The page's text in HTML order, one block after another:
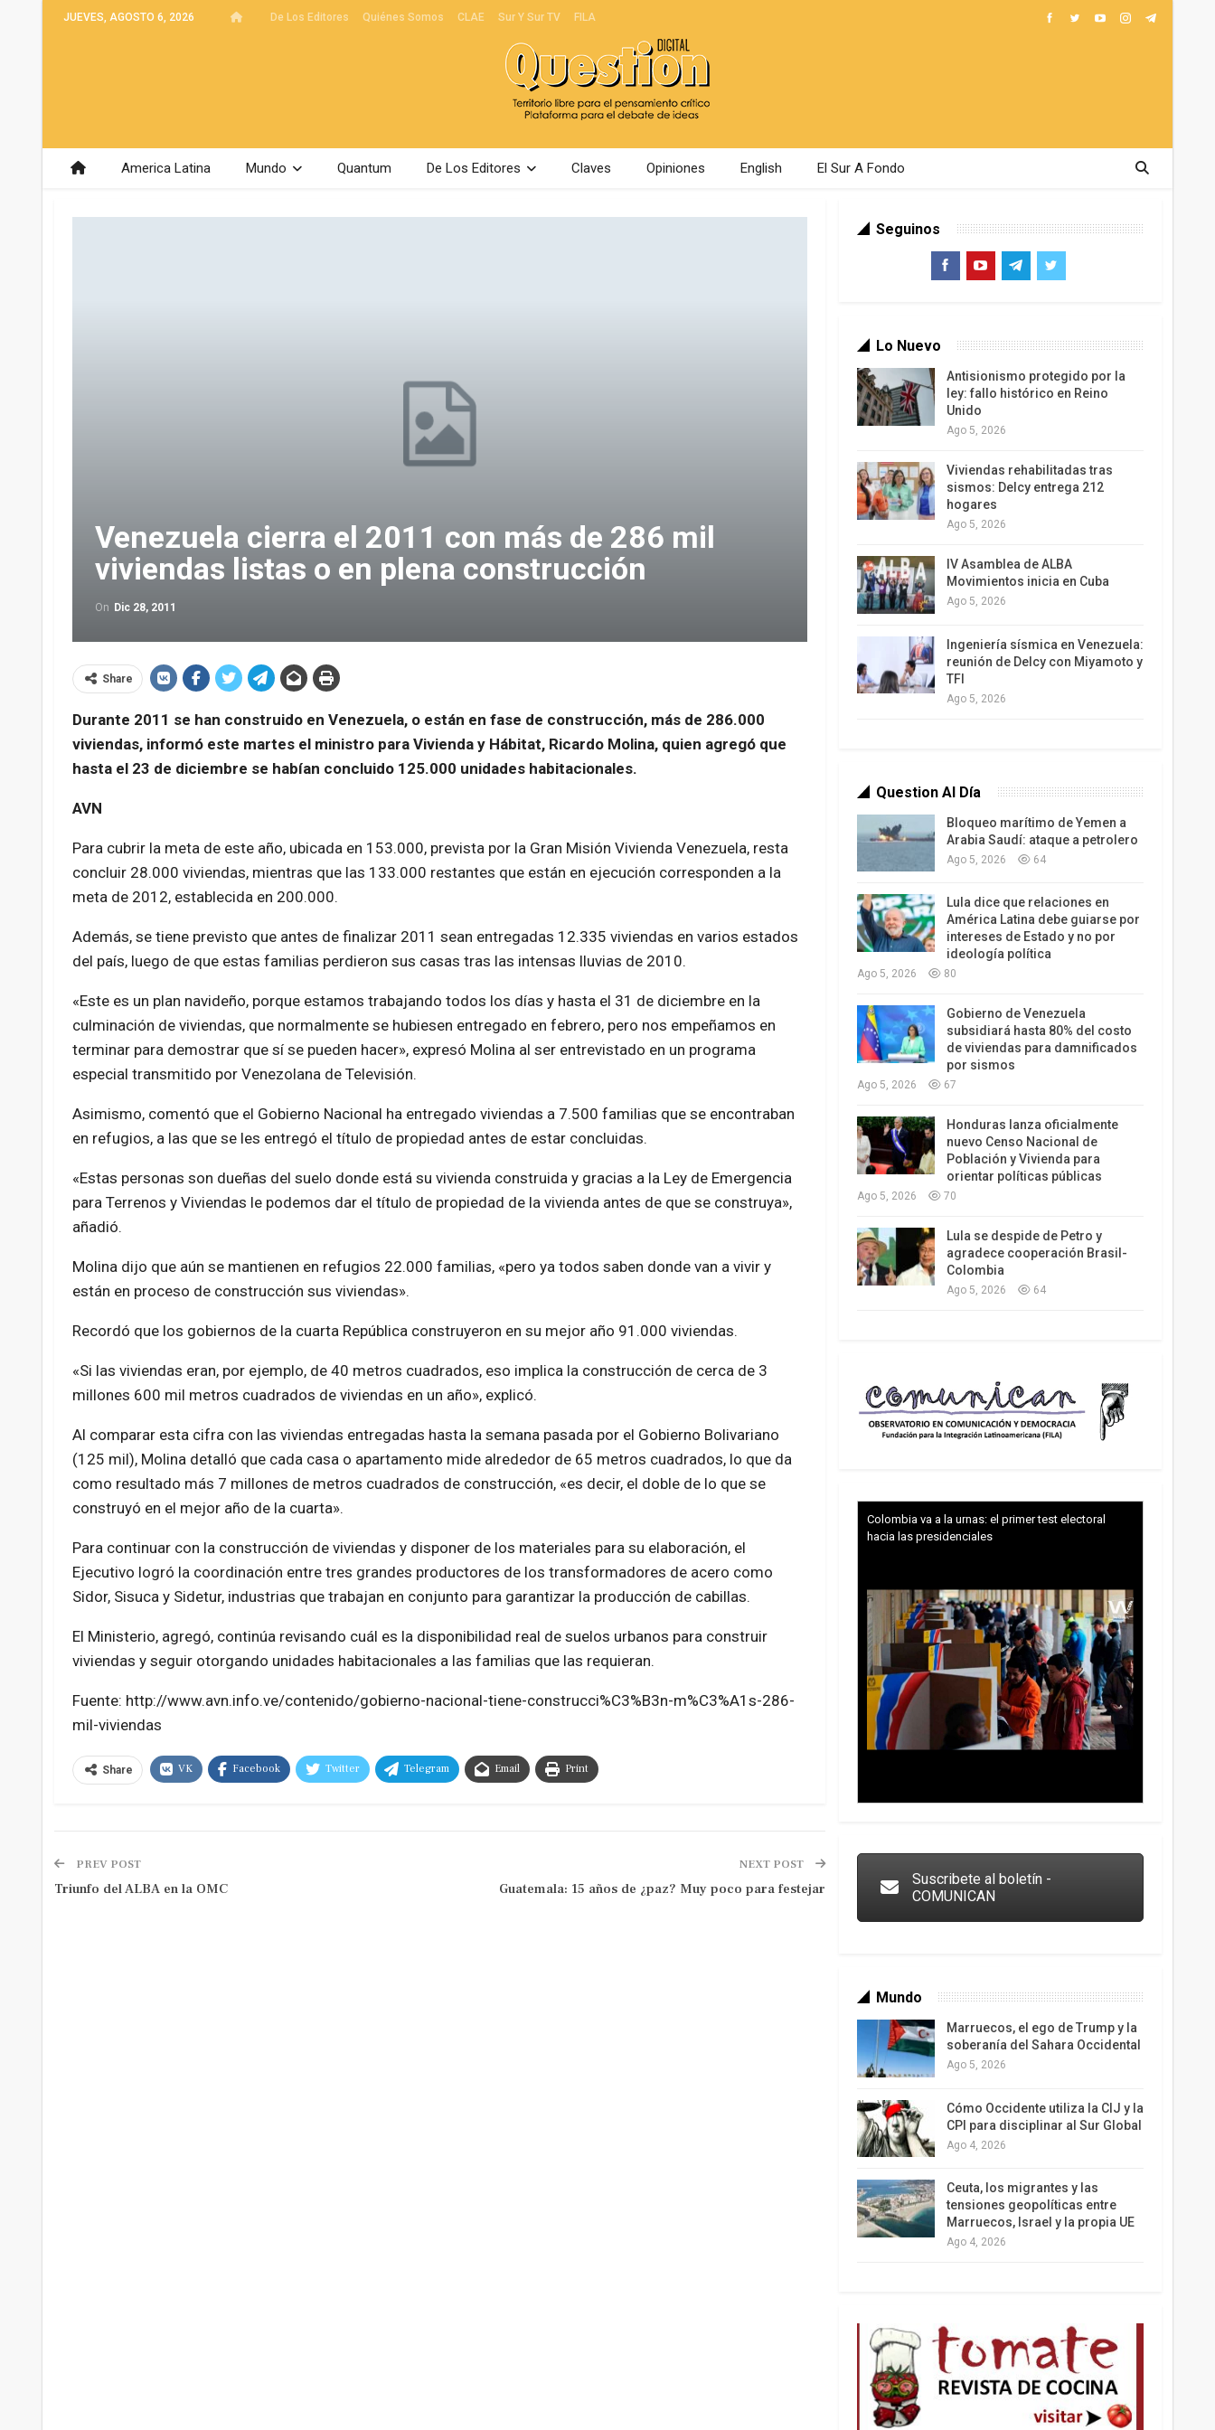
JUEVES, AGOSTO 6, 2026 De Los Editores Quiénes Somos CLAE Sur Y Sur TV FILA
America Latina Mundo Quantum De Los Editores Claves Opiniones English El Sur A Fondo
Venezuela cierra el 2011 con más de 286 mil
viviendas listas o en plena construcción
On Dic 28, 2011
Share
Durante 2011 se han construido en Venezuela, o están en fase de construcción, más de 286.000
viviendas, informó este martes el ministro para Vivienda y Hábitat, Ricardo Molina, quien agregó que
hasta el 23 de diciembre se habían concluido 125.000 unidades habitacionales.
AVN
Para cubrir la meta de este año, ubicada en 153.000, prevista por la Gran Misión Vivienda Venezuela, resta
concluir 28.000 viviendas, mientras que las 133.000 restantes que están en ejecución corresponden a la
meta de 2012, establecida en 200.000.
Además, se tiene previsto que antes de finalizar 2011 sean entregadas 12.335 viviendas en varios estados
del país, luego de que estas familias perdieron sus casas tras las intensas lluvias de 2010.
«Este es un plan navideño, porque estamos trabajando todos los días y hasta el 31 de diciembre en la
culminación de viviendas, que normalmente se hubiesen entregado en febrero, pero nos empeñamos en
terminar para demostrar que sí se pueden hacer», expresó Molina al ser entrevistado en un programa
especial transmitido por Venezolana de Televisión.
Asimismo, comentó que el Gobierno Nacional ha entregado viviendas a 7.500 familias que se encontraban
en refugios, a las que se les entregó el título de propiedad antes de estar concluidas.
«Estas personas son dueñas del suelo donde está su vivienda construida y gracias a la Ley de Emergencia
para Terrenos y Viviendas le podemos dar el título de propiedad de la vivienda antes de que se construya»,
añadió.
Molina dijo que aún se mantienen en refugios 22.000 familias, «pero ya todos saben donde van a vivir y
están en proceso de construcción sus viviendas».
Recordó que los gobiernos de la cuarta República construyeron en su mejor año 91.000 viviendas.
«Si las viviendas eran, por ejemplo, de 40 metros cuadrados, eso implica la construcción de cerca de 3
millones 600 mil metros cuadrados de viviendas en un año», explicó.
Al comparar esta cifra con las viviendas entregadas hasta la semana pasada por el Gobierno Bolivariano
(125 mil), Molina detalló que cada casa o apartamento mide alrededor de 65 metros cuadrados, lo que da
como resultado más 7 millones de metros cuadrados de construcción, «es decir, el doble de lo que se
construyó en el mejor año de la cuarta».
Para continuar con la construcción de viviendas y disponer de los materiales para su elaboración, el
Ejecutivo logró la coordinación entre tres grandes productores de los transformadores de acero como
Sidor, Sisuca y Sidetur, industrias que trabajan en conjunto para garantizar la producción de cabillas.
El Ministerio, agregó, continúa revisando cuál es la disponibilidad real de suelos urbanos para construir
viviendas y seguir otorgando unidades habitacionales a las familias que las requieran.
Fuente: http://www.avn.info.ve/contenido/gobierno-nacional-tiene-construcci%C3%B3n-m%C3%A1s-286-
mil-viviendas
Share VK Facebook Twitter Telegram Email Print
PREV POST
Triunfo del ALBA en la OMC
NEXT POST
Guatemala: 15 años de ¿paz? Muy poco para festejar
Seguinos
Lo Nuevo
Antisionismo protegido por la
ley: fallo histórico en Reino
Unido
Ago 5, 2026
Viviendas rehabilitadas tras
sismos: Delcy entrega 212
hogares
Ago 5, 2026
IV Asamblea de ALBA
Movimientos inicia en Cuba
Ago 5, 2026
Ingeniería sísmica en Venezuela:
reunión de Delcy con Miyamoto y
TFI
Ago 5, 2026
Question Al Día
Bloqueo marítimo de Yemen a
Arabia Saudí: ataque a petrolero
Ago 5, 2026 64
Lula dice que relaciones en
América Latina debe guiarse por
intereses de Estado y no por
ideología política
Ago 5, 2026 80
Gobierno de Venezuela
subsidiará hasta 80% del costo
de viviendas para damnificados
por sismos
Ago 5, 2026 67
Honduras lanza oficialmente
nuevo Censo Nacional de
Población y Vivienda para
orientar políticas públicas
Ago 5, 2026 70
Lula se despide de Petro y
agradece cooperación Brasil-
Colombia
Ago 5, 2026 64
Colombia va a la urnas: el primer test electoral
hacia las presidenciales
Los latinos le van dando la espalda a Trump
Suscribete al boletín -
COMUNICAN
Mundo
Marruecos, el ego de Trump y la
soberanía del Sahara Occidental
Ago 5, 2026
Cómo Occidente utiliza la CIJ y la
CPI para disciplinar al Sur Global
Ago 4, 2026
Ceuta, los migrantes y las
tensiones geopolíticas entre
Marruecos, Israel y la propia UE
Ago 4, 2026